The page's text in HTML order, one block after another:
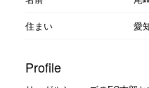
住まい
愛
Profile